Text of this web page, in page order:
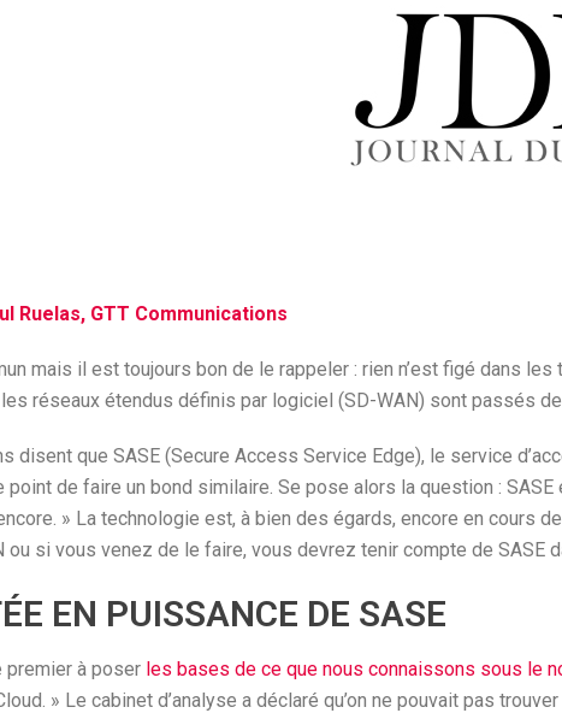
Ruelas, GTT Communications
mais il est toujours bon de le rappeler : rien n’est figé dans
réseaux étendus définis par logiciel (SD-WAN) sont passés
disent que SASE (Secure Access Service Edge), le service
point de faire un bond similaire. Se pose alors la question :
» La technologie est, à bien des égards, encore en cours
ou si vous venez de le faire, vous devrez tenir compte de SASE
EN PUISSANCE DE SASE
premier à poser les bases de ce que nous connaissons sous le
» Le cabinet d’analyse a déclaré qu’on ne pouvait pas